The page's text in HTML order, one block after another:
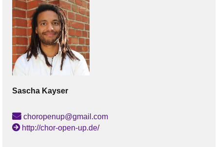
Sascha Kayser
choropenup@gmail.com
http://chor-open-up.de/